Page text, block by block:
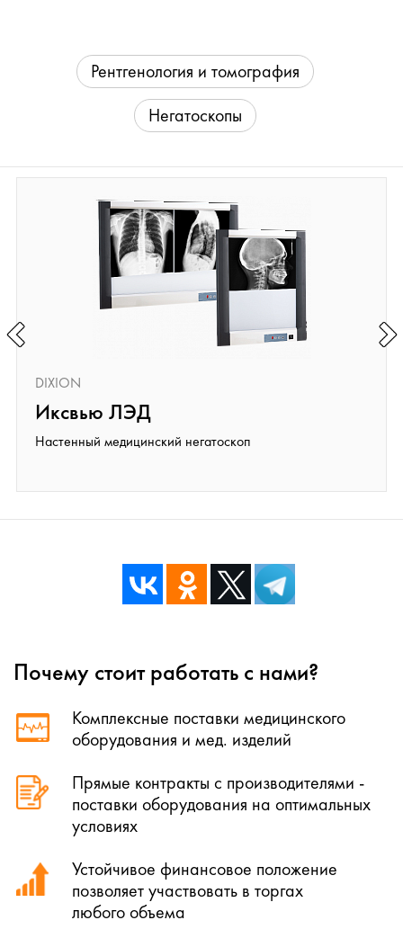
Рентгенология и томография
Негатоскопы
DIXION
Иксвью ЛЭД
Настенный медицинский негатоскоп
Почему стоит работать с нами?
Комплексные поставки медицинского
оборудования и мед. изделий
Прямые контракты с производителями -
поставки оборудования на оптимальных
условиях
Устойчивое финансовое положение
позволяет участвовать в торгах
любого объема